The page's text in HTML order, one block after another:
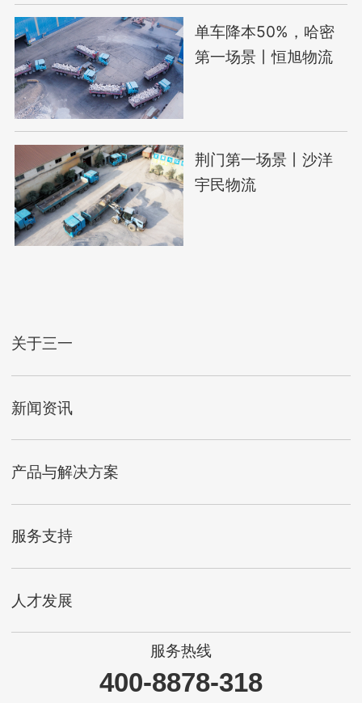
单车降本50%，哈密
第一场景丨恒旭物流
荆门第一场景丨沙洋
宇民物流
关于三一
新闻资讯
产品与解决方案
服务支持
人才发展
服务热线
400-8878-318